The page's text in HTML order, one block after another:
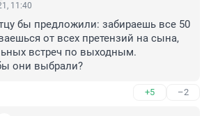
11:40
бы предложили: забираешь все 50
от всех претензий на сына,
встреч по выходным.
они выбрали?
+5 –2